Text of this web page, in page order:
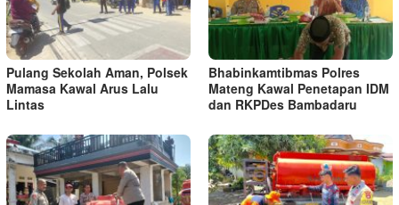
Pulang Sekolah Aman, Polsek
Mamasa Kawal Arus Lalu
Lintas
Bhabinkamtibmas Polres
Mateng Kawal Penetapan IDM
dan RKPDes Bambadaru